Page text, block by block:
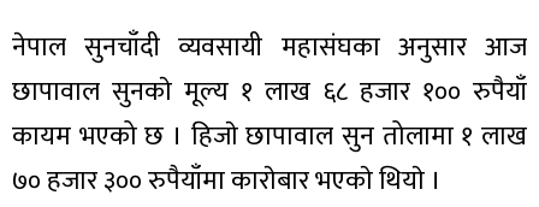
नेपाल सुनचाँदी व्यवसायी महासंघका अनुसार आज
छापावाल सुनकाे मूल्य १ लाख ६८ हजार १०० रुपैयाँ
कायम भएको छ । हिजाे छापावाल सुन तोलामा १ लाख
७० हजार ३०० रुपैयाँमा काराेबार भएकाे थियाे ।